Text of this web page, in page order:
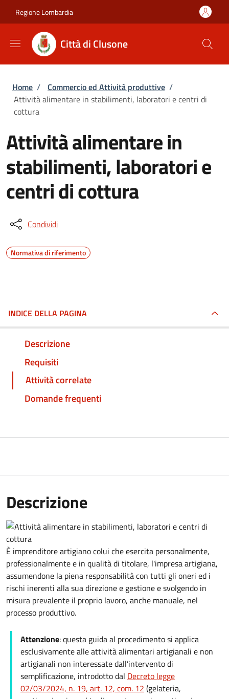
Regione Lombardia
Città di Clusone
Briciole di pane
Home / Commercio ed Attività produttive /
Attività alimentare in stabilimenti, laboratori e centri di
cottura
Attività alimentare in
stabilimenti, laboratori e
centri di cottura
Condividi
Normativa di riferimento
INDICE DELLA PAGINA
Descrizione
Requisiti
Attività correlate
Domande frequenti
Descrizione
È imprenditore artigiano colui che esercita personalmente,
professionalmente e in qualità di titolare, l'impresa artigiana,
assumendone la piena responsabilità con tutti gli oneri ed i
rischi inerenti alla sua direzione e gestione e svolgendo in
misura prevalente il proprio lavoro, anche manuale, nel
processo produttivo.
Attenzione: questa guida al procedimentosi applica
esclusivamente alle attività alimentari artigianali e non
artigianali non interessate dall’intervento di
semplificazione, introdotto dal Decreto legge
02/03/2024, n. 19, art. 12, com. 12 (gelateria,